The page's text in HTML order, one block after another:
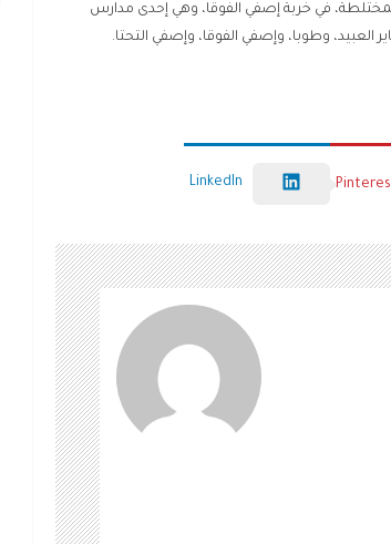
في خربة إصفي الفوقا، وهي إحدى مدارس
وطوبا، وإصفي الفوقا، وإصفي التحتا.
LinkedIn